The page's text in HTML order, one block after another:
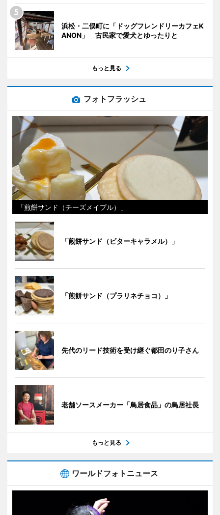
浜松・二俣町に「ドッグフレンドリーカフェK
ANON」 古民家で愛犬とゆったりと
もっと見る
フォトフラッシュ
「煎餅サンド（チーズメイプル）」
「煎餅サンド（ビターキャラメル）」
「煎餅サンド（プラリネチョコ）」
先代のリード技術を受け継ぐ都田のり子さん
老舗ソースメーカー「鳥居食品」の鳥居社長
もっと見る
ワールドフォトニュース